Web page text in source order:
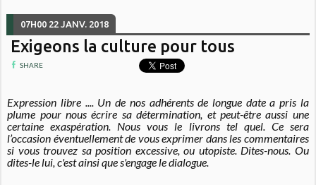
07H00 22 JANV. 2018
Exigeons la culture pour tous
SHARE
Expression libre .... Un de nos adhérents de longue date a pris la
plume pour nous écrire sa détermination, et peut-être aussi une
certaine exaspération. Nous vous le livrons tel quel. Ce sera
l’occasion éventuellement de vous exprimer dans les commentaires
si vous trouvez sa position excessive, ou utopiste. Dites-nous. Ou
dites-le lui, c'est ainsi que s'engage le dialogue.